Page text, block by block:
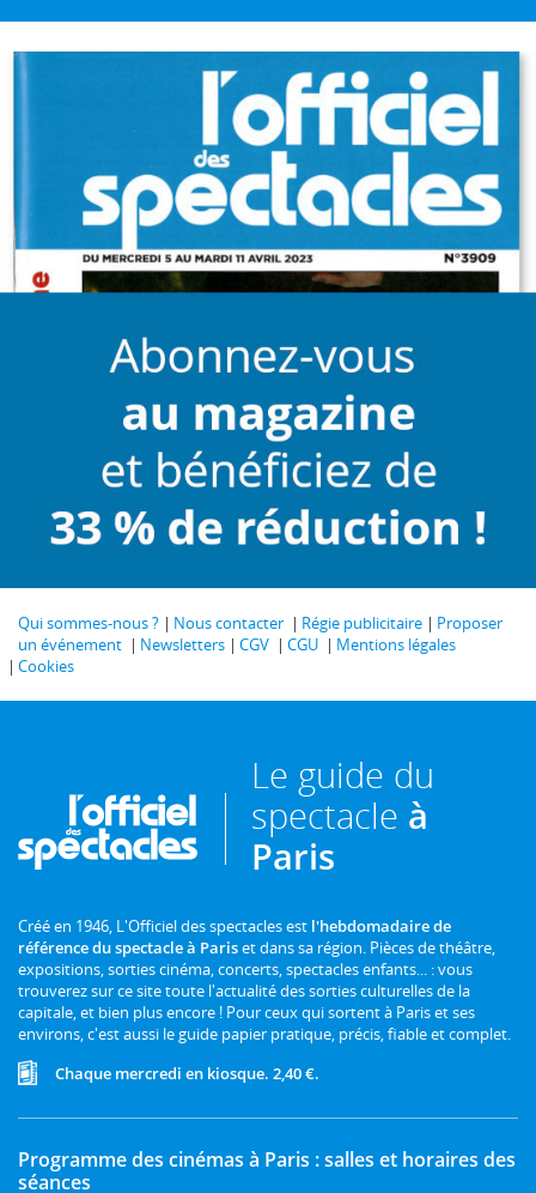
Qui sommes-nous ? Nous contacter Régie publicitaire
Proposer
un événement
Newsletters CGV CGU
Mentions légales
Cookies
Le guide du
spectacle à
Paris
Créé en 1946, L'Officiel des spectacles est l'hebdomadaire de
référence du spectacle à Pariset dans sa région. Pièces de théâtre,
expositions, sorties cinéma, concerts, spectacles enfants... : vous
trouverez sur ce site toute l'actualité des sorties culturelles de la
capitale, et bien plus encore ! Pour ceux qui sortent à Paris et ses
environs, c'est aussi le guide papier pratique, précis, fiable et complet.
Chaque mercredi en kiosque. 2,40 €.
Programme des cinémas à Paris : salles et horaires des
séances